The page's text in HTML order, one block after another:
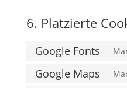
6. Platzierte
Google Fonts
Google Maps